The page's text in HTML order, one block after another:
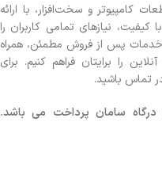
و سخت‌افزار، با ارائه
نیازهای تمامی کاربران را
خدمات پس از فروش مطمئن، همراه
را برایتان فراهم کنیم. برای
تماس باشید.
درگاه سامان پرداخت می باشد.